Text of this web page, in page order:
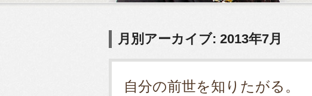
月別アーカイブ: 2013年7月
自分の前世を知りたがる。